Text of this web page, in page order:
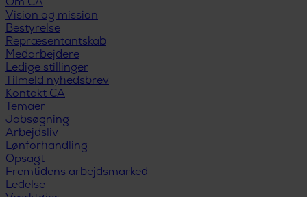
Om CA
Vision og mission
Bestyrelse
Repræsentantskab
Medarbejdere
Ledige stillinger
Tilmeld nyhedsbrev
Kontakt CA
Temaer
Jobsøgning
Arbejdsliv
Lønforhandling
Opsagt
Fremtidens arbejdsmarked
Ledelse